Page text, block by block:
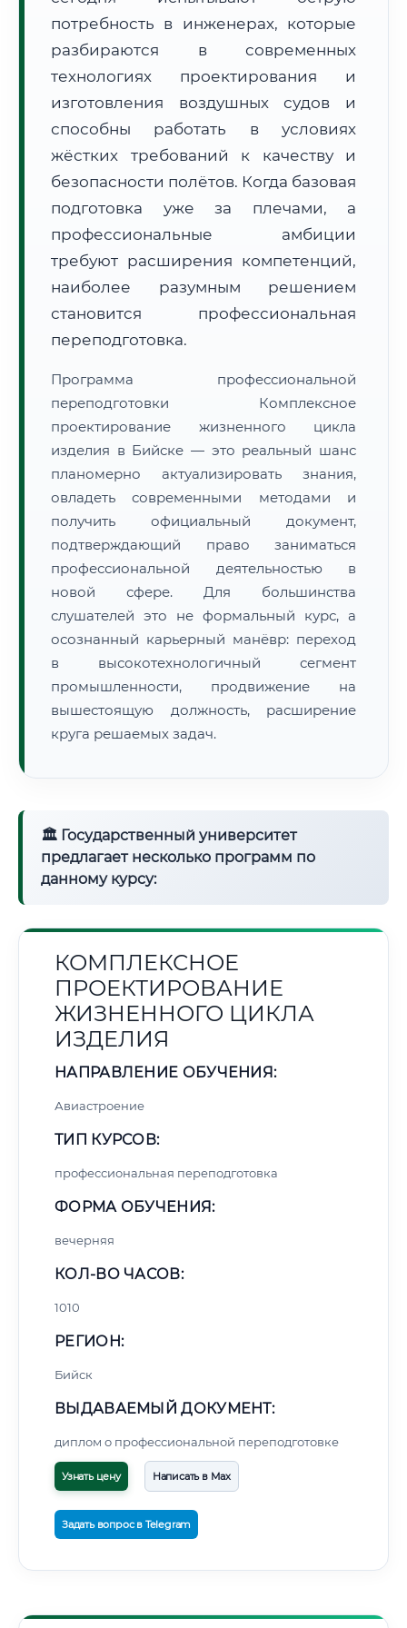
Расчет логистики оригиналов:
~316 км
• Экспресс-доставка СДЭК / Почтой: 1–2 рабочих дня
🔍Нажмите на документ для увеличения и просмотра
потребность в инженерах, которые
разбираются в современных
технологиях проектирования и
изготовления воздушных судов и
способны работать в условиях
жёстких требований к качеству и
безопасности полётов. Когда базовая
подготовка уже за плечами, а
профессиональные амбиции
требуют расширения компетенций,
наиболее разумным решением
становится профессиональная
переподготовка.
Программа профессиональной
переподготовки Комплексное
проектирование жизненного цикла
изделия в Бийске — это реальный шанс
планомерно актуализировать знания,
овладеть современными методами и
получить официальный документ,
подтверждающий право заниматься
профессиональной деятельностью в
новой сфере. Для большинства
слушателей это не формальный курс, а
осознанный карьерный манёвр: переход
в высокотехнологичный сегмент
промышленности, продвижение на
вышестоящую должность, расширение
круга решаемых задач.
🏛 Государственный университет
предлагает несколько программ по
данному курсу:
КОМПЛЕКСНОЕ
ПРОЕКТИРОВАНИЕ
ЖИЗНЕННОГО ЦИКЛА
ИЗДЕЛИЯ
НАПРАВЛЕНИЕ ОБУЧЕНИЯ:
Авиастроение
ТИП КУРСОВ:
профессиональная переподготовка
ФОРМА ОБУЧЕНИЯ:
вечерняя
КОЛ-ВО ЧАСОВ:
1010
РЕГИОН:
Бийск
ВЫДАВАЕМЫЙ ДОКУМЕНТ:
диплом о профессиональной переподготовке
Узнать цену Написать в Max
Задать вопрос в Telegram